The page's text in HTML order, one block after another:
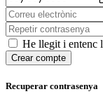
He llegit i entenc
Crear compte
Recuperar contrasenya